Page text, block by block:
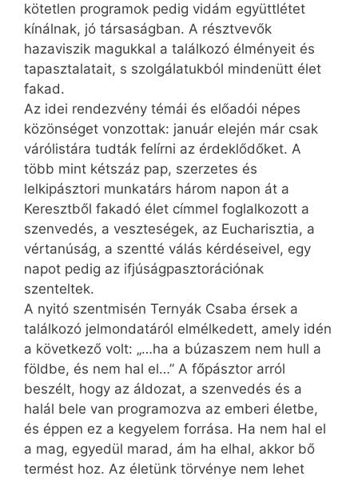
kötetlen prog­ramok pedig vidám együttlétet
kínálnak, jó társaságban. A résztvevők
hazaviszik magukkal a találkozó élményeit és
tapasztalatait, s szolgálatukból mindenütt élet
fakad.
Az idei rendezvény témái és előadói népes
közönséget vonzottak: január elején már csak
várólistára tudták felírni az érdeklődőket. A
több mint kétszáz pap, szerzetes és
lelkipásztori munkatárs három napon át a
Keresztből fakadó élet címmel foglalkozott a
szenvedés, a veszteségek, az Eucharisztia, a
vértanúság, a szentté válás kérdéseivel, egy
napot pedig az ifjúság­pasz­torá­ció­nak
szenteltek.
A nyitó szentmisén Ternyák Csaba érsek a
találkozó jelmondatáról elmélkedett, amely idén
a következő volt: „…ha a búzaszem nem hull a
földbe, és nem hal el…” A főpásztor arról
beszélt, hogy az áldozat, a szenvedés és a
halál bele van programozva az emberi életbe,
és éppen ez a kegyelem forrása. Ha nem hal el
a mag, egyedül marad, ám ha elhal, akkor bő
termést hoz. Az életünk törvénye nem lehet